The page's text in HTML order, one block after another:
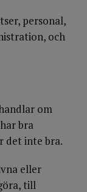
personal,
och
om
bra
det inte bra.
eller
till